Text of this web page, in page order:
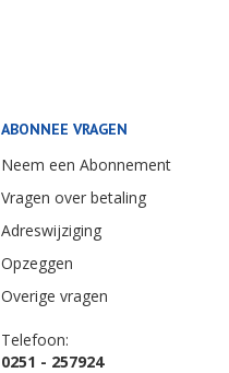
ABONNEE VRAGEN
Neem een Abonnement
Vragen over betaling
Adreswijziging
Opzeggen
Overige vragen
Telefoon:
0251 - 257924